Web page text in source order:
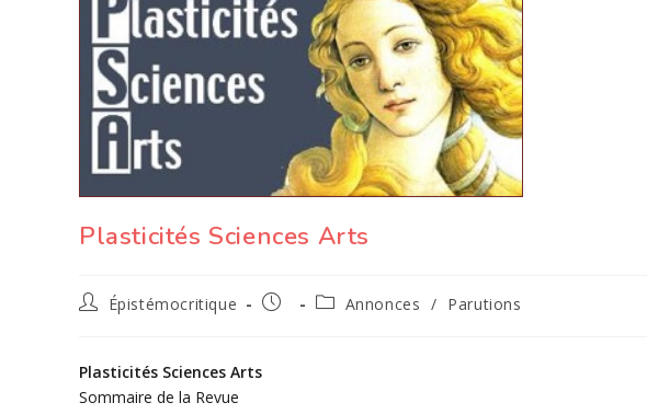
Plasticités Sciences Arts
Auteur/autrice
publication :
Épistémocritique
Publication
PostAnnonces / Parutions
Plasticités Sciences Arts
Sommaire de la Revue